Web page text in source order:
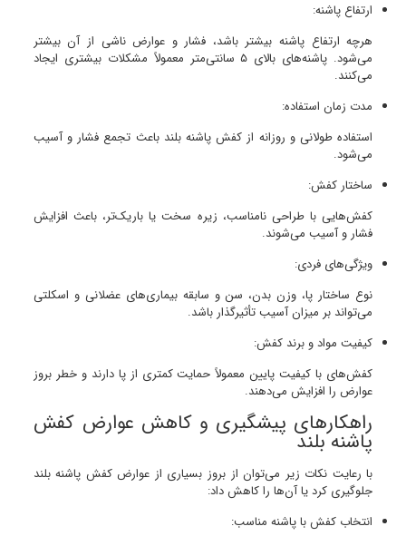
ارتفاع پاشنه:
هرچه ارتفاع پاشنه بیشتر باشد، فشار و عوارض ناشی از آن بیشتر
می‌شود. پاشنه‌های بالای ۵ سانتی‌متر معمولاً مشکلات بیشتری ایجاد
می‌کنند.
مدت زمان استفاده:
استفاده طولانی و روزانه از کفش پاشنه بلند باعث تجمع فشار و آسیب
می‌شود.
ساختار کفش:
کفش‌هایی با طراحی نامناسب، زیره سخت یا باریک‌تر، باعث افزایش
فشار و آسیب می‌شوند.
ویژگی‌های فردی:
نوع ساختار پا، وزن بدن، سن و سابقه بیماری‌های عضلانی و اسکلتی
می‌تواند بر میزان آسیب تأثیرگذار باشد.
کیفیت مواد و برند کفش:
کفش‌های با کیفیت پایین معمولاً حمایت کمتری از پا دارند و خطر بروز
عوارض را افزایش می‌دهند.
راهکارهای پیشگیری و کاهش عوارض کفش
پاشنه بلند
با رعایت نکات زیر می‌توان از بروز بسیاری از عوارض کفش پاشنه بلند
جلوگیری کرد یا آن‌ها را کاهش داد:
انتخاب کفش با پاشنه مناسب: